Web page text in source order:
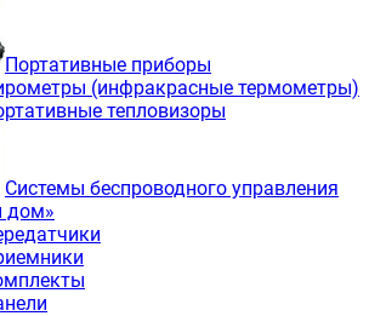
Портативные приборы
(инфракрасные термометры)
тепловизоры
Системы беспроводного управления
дом»